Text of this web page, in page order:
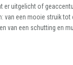
er uitgelicht of
van een mooie struik tot
van een schutting en